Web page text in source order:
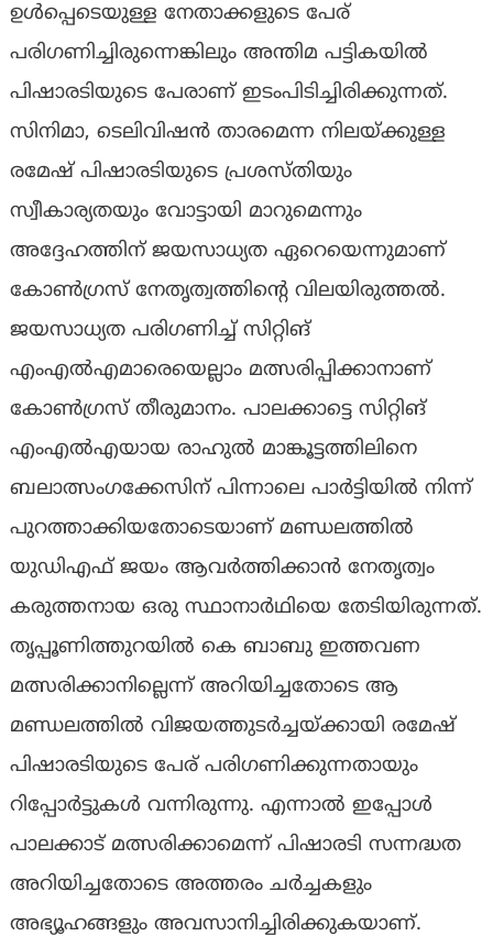
ഉള്‍പ്പെടെയുള്ള നേതാക്കളുടെ പേര്
പരിഗണിച്ചിരുന്നെങ്കിലും അന്തിമ പട്ടികയില്‍
പിഷാരടിയുടെ പേരാണ് ഇടംപിടിച്ചിരിക്കുന്നത്.
സിനിമാ, ടെലിവിഷന്‍ താരമെന്ന നിലയ്ക്കുള്ള
രമേഷ് പിഷാരടിയുടെ പ്രശസ്തിയും
സ്വീകാര്യതയും വോട്ടായി മാറുമെന്നും
അദ്ദേഹത്തിന് ജയസാധ്യത ഏറെയെന്നുമാണ്
കോണ്‍ഗ്രസ് നേതൃത്വത്തിന്റെ വിലയിരുത്തല്‍.
ജയസാധ്യത പരിഗണിച്ച് സിറ്റിങ്
എംഎല്‍എമാരെയെല്ലാം മത്സരിപ്പിക്കാനാണ്
കോണ്‍ഗ്രസ് തീരുമാനം. പാലക്കാട്ടെ സിറ്റിങ്
എംഎല്‍എയായ രാഹുല്‍ മാങ്കൂട്ടത്തിലിനെ
ബലാത്സംഗക്കേസിന് പിന്നാലെ പാര്‍ട്ടിയില്‍ നിന്ന്
പുറത്താക്കിയതോടെയാണ് മണ്ഡലത്തില്‍
യുഡിഎഫ് ജയം ആവര്‍ത്തിക്കാന്‍ നേതൃത്വം
കരുത്തനായ ഒരു സ്ഥാനാര്‍ഥിയെ തേടിയിരുന്നത്.
തൃപ്പൂണിത്തുറയില്‍ കെ ബാബു ഇത്തവണ
മത്സരിക്കാനില്ലെന്ന് അറിയിച്ചതോടെ ആ
മണ്ഡലത്തില്‍ വിജയത്തുടര്‍ച്ചയ്ക്കായി രമേഷ്
പിഷാരടിയുടെ പേര് പരിഗണിക്കുന്നതായും
റിപ്പോര്‍ട്ടുകള്‍ വന്നിരുന്നു. എന്നാല്‍ ഇപ്പോള്‍
പാലക്കാട് മത്സരിക്കാമെന്ന് പിഷാരടി സന്നദ്ധത
അറിയിച്ചതോടെ അത്തരം ചര്‍ച്ചകളും
അഭ്യൂഹങ്ങളും അവസാനിച്ചിരിക്കുകയാണ്.